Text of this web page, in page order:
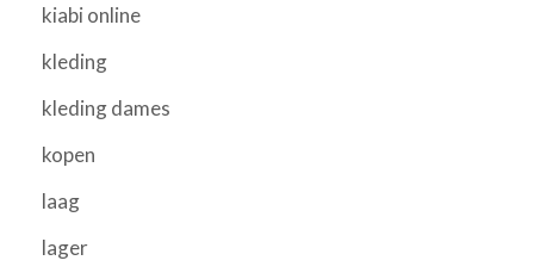
kiabi online
kleding
kleding dames
kopen
laag
lager